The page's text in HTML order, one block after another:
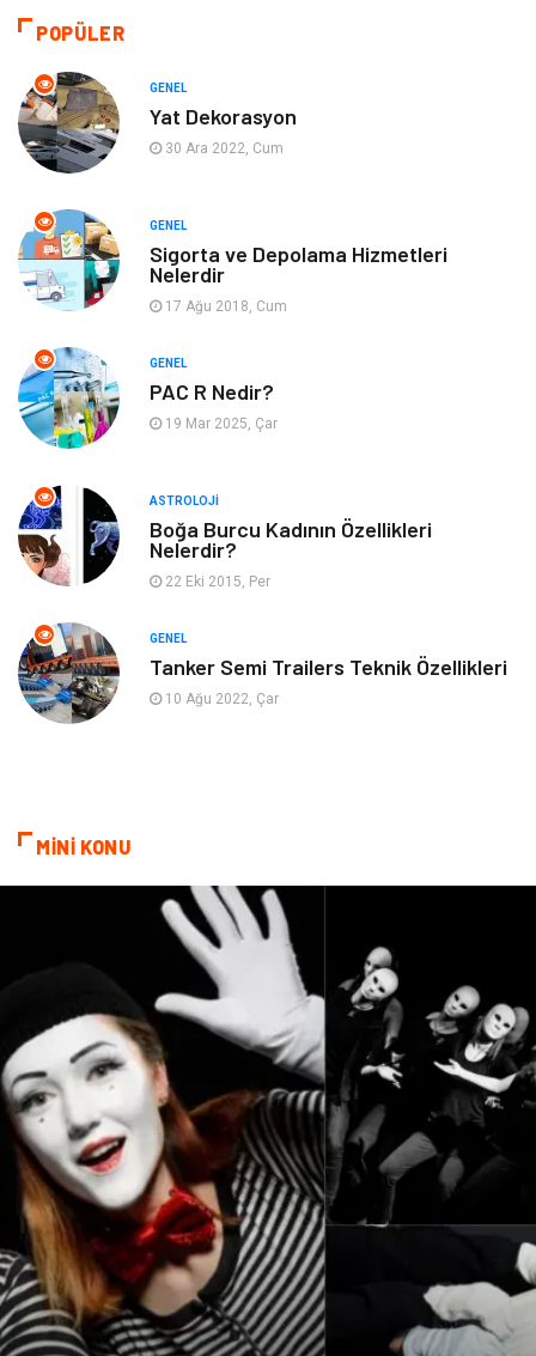
Makine
Eğitim ve Kariyer
Gıda Organizasyon
Spor
Tatil Hobi
Genel Kültür
Müzik
Mobilya
Finans
Aksesuar
Astroloji
POPÜLER
GENEL
Yat Dekorasyon
30 Ara 2022, Cum
GENEL
Sigorta ve Depolama Hizmetleri
Nelerdir
17 Ağu 2018, Cum
GENEL
PAC R Nedir?
19 Mar 2025, Çar
ASTROLOJI
Boğa Burcu Kadının Özellikleri
Nelerdir?
22 Eki 2015, Per
GENEL
Tanker Semi Trailers Teknik Özellikleri
10 Ağu 2022, Çar
MİNİ KONU